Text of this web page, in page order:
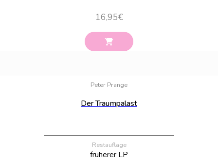
16,95€
Peter Prange
Der Traumpalast
Restauflage
früherer LP